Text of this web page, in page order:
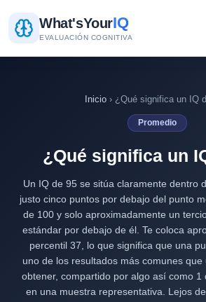
What'sYourIQ
EVALUACIÓN COGNITIVA
Inicio › ¿Qué significa un IQ
Promedio
¿Qué significa un
Un IQ de 95 se sitúa claramente dentro
justo cinco puntos por debajo del punto
de 100 y solo aproximadamente un
estándar por debajo de él. Te coloca
percentil 37, lo que significa que una
uno de los resultados más comunes
obtener, compartido por algo así como 1
en una muestra representativa. Lejos